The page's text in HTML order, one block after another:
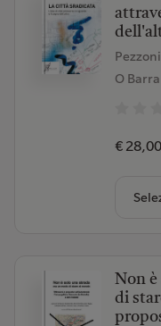
O
€ 28,00
Non è
di